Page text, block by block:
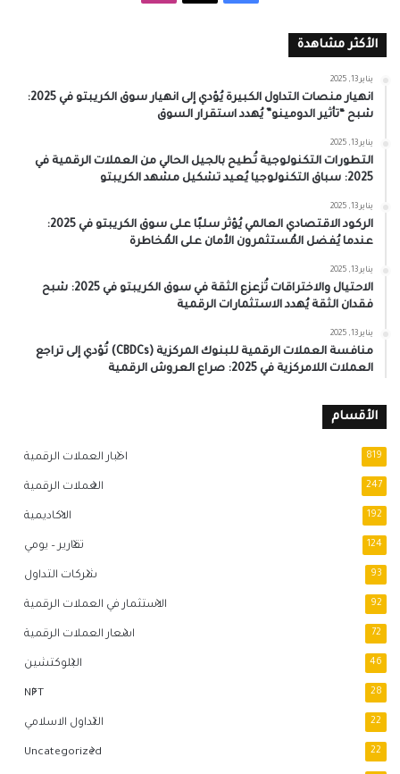
الأكثر مشاهدة
يناير 13, 2025
انهيار منصات التداول الكبيرة يُؤدي إلى انهيار سوق الكريبتو في 2025:
شبح “تأثير الدومينو” يُهدد استقرار السوق
يناير 13, 2025
التطورات التكنولوجية تُطيح بالجيل الحالي من العملات الرقمية في
2025: سباق التكنولوجيا يُعيد تشكيل مشهد الكريبتو
يناير 13, 2025
الركود الاقتصادي العالمي يُؤثر سلبًا على سوق الكريبتو في 2025:
عندما يُفضل المُستثمرون الأمان على المُخاطرة
يناير 13, 2025
الاحتيال والاختراقات تُزعزع الثقة في سوق الكريبتو في 2025: شبح
فقدان الثقة يُهدد الاستثمارات الرقمية
يناير 13, 2025
منافسة العملات الرقمية للبنوك المركزية (CBDCs) تُؤدي إلى تراجع
العملات اللامركزية في 2025: صراع العروش الرقمية
الأقسام
اخبار العملات الرقمية 819
العملات الرقمية 247
الاكاديمية 192
تقارير – يومي 124
شركات التداول 93
الاستثمار في العملات الرقمية 92
اسعار العملات الرقمية 72
البلوكتشين 46
NFT 28
التداول الاسلامي 22
Uncategorized 22